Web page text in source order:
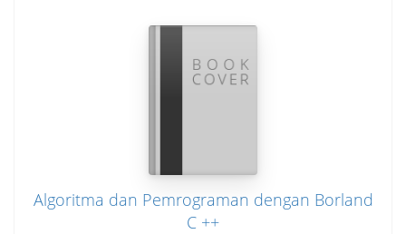
Algoritma dan Pemrograman dengan Borland
C ++